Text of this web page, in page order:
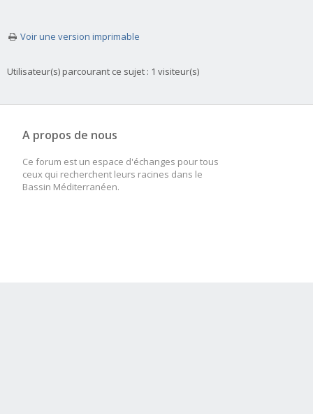
Voir une version imprimable
Utilisateur(s) parcourant ce sujet : 1 visiteur(s)
A propos de nous
Ce forum est un espace d'échanges pour tous
ceux qui recherchent leurs racines dans le
Bassin Méditerranéen.